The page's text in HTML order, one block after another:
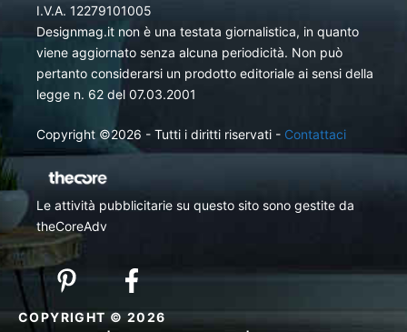
I.V.A. 12279101005
Designmag.it non è una testata giornalistica, in quanto
viene aggiornato senza alcuna periodicità. Non può
pertanto considerarsi un prodotto editoriale ai sensi della
legge n. 62 del 07.03.2001
Copyright ©2026 - Tutti i diritti riservati - Contattaci
Le attività pubblicitarie su questo sito sono gestite da
theCoreAdv
COPYRIGHT © 2026